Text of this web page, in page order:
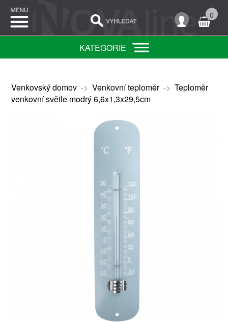
0
KATEGORIE
Venkovský domov-> Venkovní teploměr-> Teploměr
venkovní světle modrý 6,6x1,3x29,5cm